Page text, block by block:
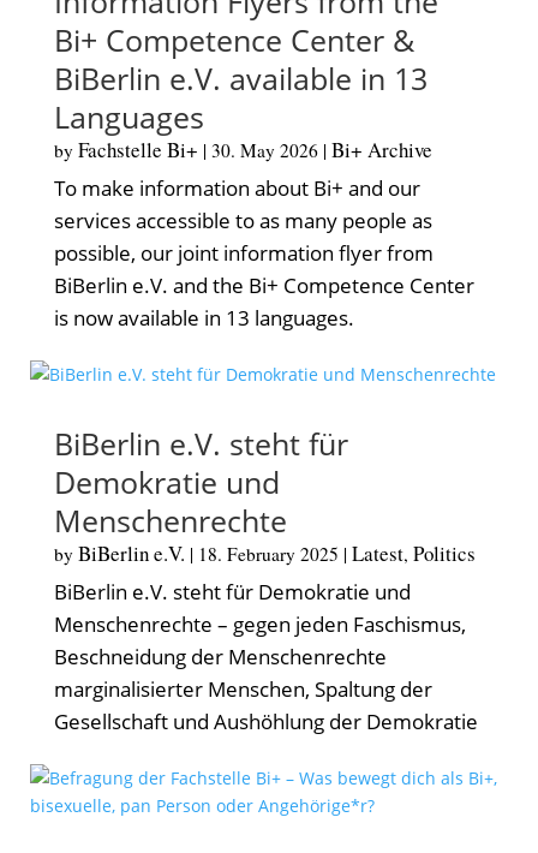
Bi+ Competence Center &
BiBerlin e.V. available in 13
Languages
by Fachstelle Bi+ | 30. May 2026| Bi+ Archive
To make information about Bi+ and our
services accessible to as many people as
possible, our joint information flyer from
BiBerlin e.V. and the Bi+ Competence Center
is now available in 13 languages.
BiBerlin e.V. steht für
Demokratie und
Menschenrechte
by BiBerlin e.V. | 18. February 2025 | Latest, Politics
BiBerlin e.V. steht für Demokratie und
Menschenrechte – gegen jeden Faschismus,
Beschneidung der Menschenrechte
marginalisierter Menschen, Spaltung der
Gesellschaft und Aushöhlung der Demokratie